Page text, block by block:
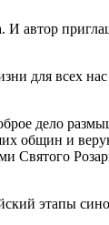
И автор
для всех
дело
общин и
Святого
этапы